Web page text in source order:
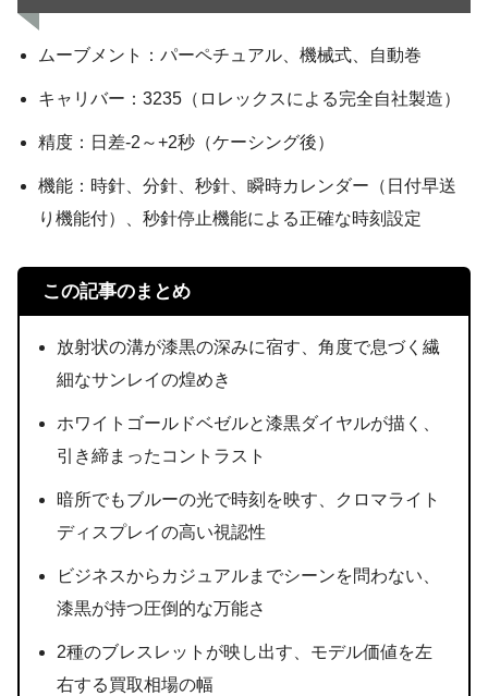
ムーブメント：パーペチュアル、機械式、自動巻
キャリバー：3235（ロレックスによる完全自社製造）
精度：日差-2～+2秒（ケーシング後）
機能：時針、分針、秒針、瞬時カレンダー（日付早送
り機能付）、秒針停止機能による正確な時刻設定
この記事のまとめ
放射状の溝が漆黒の深みに宿す、角度で息づく繊
細なサンレイの煌めき
ホワイトゴールドベゼルと漆黒ダイヤルが描く、
引き締まったコントラスト
暗所でもブルーの光で時刻を映す、クロマライト
ディスプレイの高い視認性
ビジネスからカジュアルまでシーンを問わない、
漆黒が持つ圧倒的な万能さ
2種のブレスレットが映し出す、モデル価値を左
右する買取相場の幅